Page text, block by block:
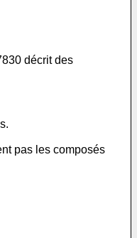
décrit des
pas les composés